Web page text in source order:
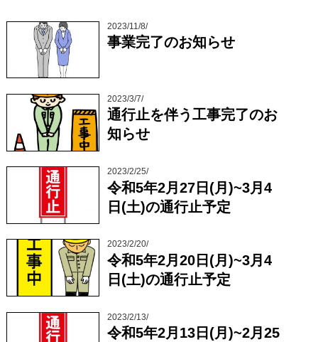
2023/11/8/
事業完了のお知らせ
2023/3/7/
通行止を伴う工事完了のお
知らせ
2023/2/25/
令和5年2月27日(月)~3月4
日(土)の通行止予定
2023/2/20/
令和5年2月20日(月)~3月4
日(土)の通行止予定
2023/2/13/
令和5年2月13日(月)~2月25